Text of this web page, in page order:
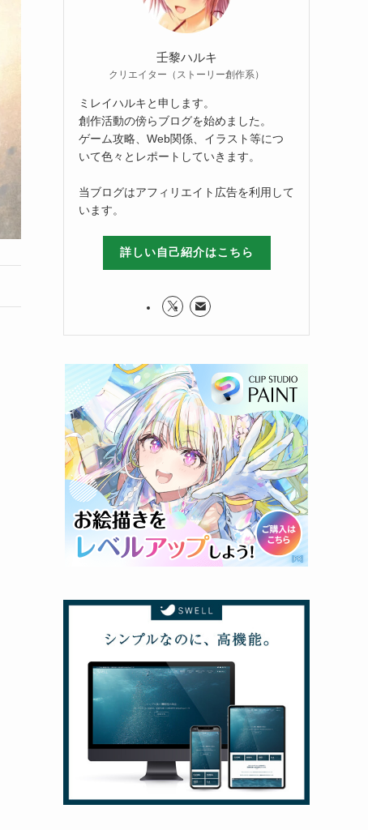
壬黎ハルキ
クリエイター（ストーリー創作系）
ミレイハルキと申します。
創作活動の傍らブログを始めました。
ゲーム攻略、Web関係、イラスト等につ
いて色々とレポートしていきます。
当ブログはアフィリエイト広告を利用して
います。
詳しい自己紹介はこちら